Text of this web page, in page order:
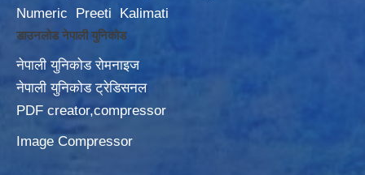
Numeric
Preeti Kalimati
डाउनलोड नेपाली युनिकोड
नेपाली युनिकोड रोमनाइज
नेपाली युनिकोड ट्रेडिसनल
PDF creator,compressor
Image Compressor